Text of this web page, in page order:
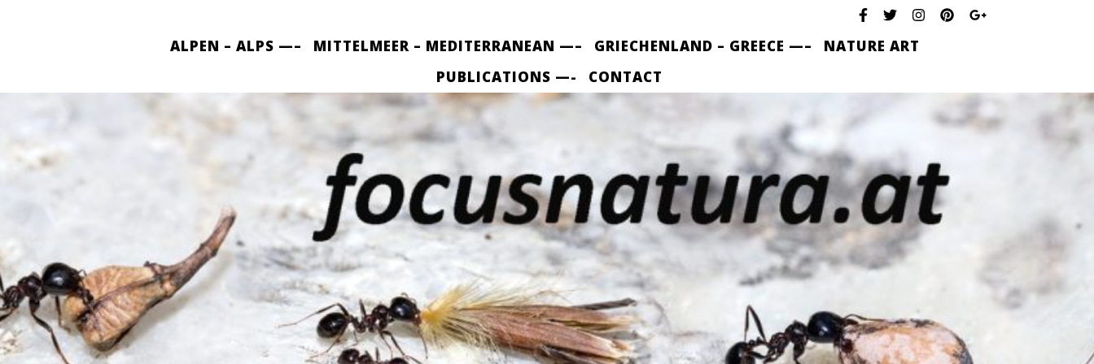
ALPEN – ALPS —– MITTELMEER – MEDITERRANEAN —– GRIECHENLAND – GREECE —–
NATURE ART
PUBLICATIONS —-
CONTACT